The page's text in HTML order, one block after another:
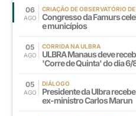
06
AGO
CRIAÇÃO DE OBSERVATÓRIO
Congresso da Famurs
e municípios
05
AGO
CORRIDA NA ULBRA
ULBRA Manaus deve
'Corre de Quinta' do dia 6/
05
AGO
DIÁLOGO
Presidente da Ulbra
ex-ministro Carlos Marun